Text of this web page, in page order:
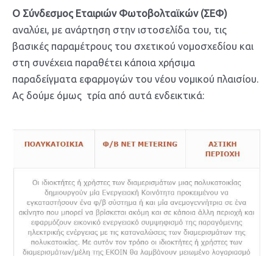
O Σύνδεσμος Εταιριών Φωτοβολταϊκών (ΣΕΦ)
αναλύει, με ανάρτηση στην ιστοσελίδα του, τις
βασικές παραμέτρους του σχετικού νομοσχεδίου και
στη συνέχεια παραθέτει κάποια χρήσιμα
παραδείγματα εφαρμογών του νέου νομικού πλαισίου.
Ας δούμε όμως τρία από αυτά ενδεικτικά: